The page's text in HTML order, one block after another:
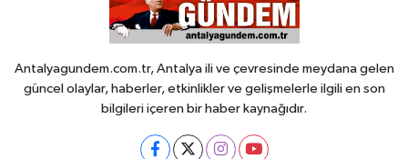
Antalyagundem.com.tr, Antalya ili ve çevresinde meydana gelen
güncel olaylar, haberler, etkinlikler ve gelişmelerle ilgili en son
bilgileri içeren bir haber kaynağıdır.